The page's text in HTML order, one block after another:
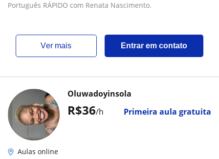
Português RÁPIDO com Renata Nascimento.
ver mais Entrar em contato
R$36/h Primeira aula gratuita
Oluwadoyinsola
Aulas online